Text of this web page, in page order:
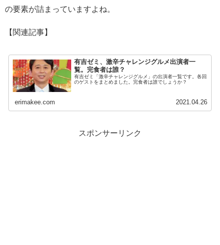
の要素が詰まっていますよね。
【関連記事】
有吉ゼミ、激辛チャレンジグルメ出演者一
覧。完食者は誰？
有吉ゼミ「激辛チャレンジグルメ」の出演者一覧です。各回
のゲストをまとめました。完食者は誰でしょうか？
erimakee.com 2021.04.26
スポンサーリンク